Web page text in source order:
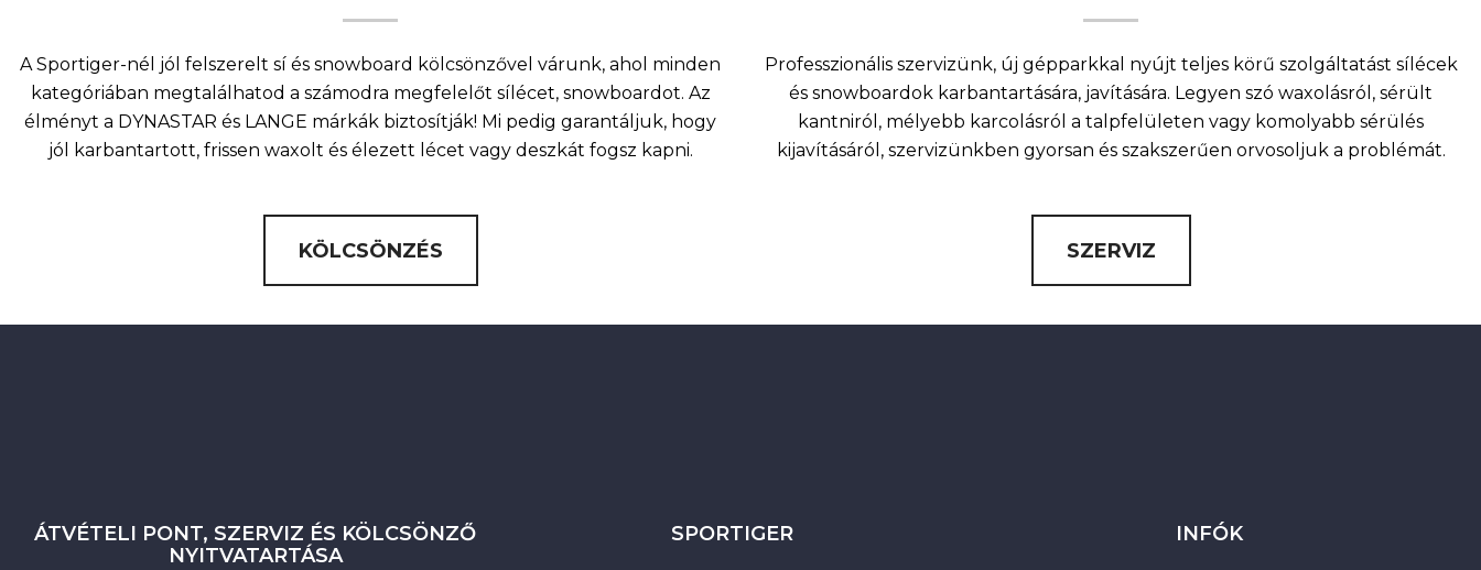
A Sportiger-nél jól felszerelt sí és snowboard kölcsönzővel várunk, ahol minden
kategóriában megtalálhatod a számodra megfelelőt sílécet, snowboardot. Az
élményt a DYNASTAR és LANGE márkák biztosítják! Mi pedig garantáljuk, hogy
jól karbantartott, frissen waxolt és élezett lécet vagy deszkát fogsz kapni.
KÖLCSÖNZÉS
Professzionális szervizünk, új gépparkkal nyújt teljes körű szolgáltatást sílécek
és snowboardok karbantartására, javítására. Legyen szó waxolásról, sérült
kantniról, mélyebb karcolásról a talpfelületen vagy komolyabb sérülés
kijavításáról, szervizünkben gyorsan és szakszerűen orvosoljuk a problémát.
SZERVIZ
ÁTVÉTELI PONT, SZERVIZ ÉS KÖLCSÖNZŐ
NYITVATARTÁSA
SPORTIGER INFÓK